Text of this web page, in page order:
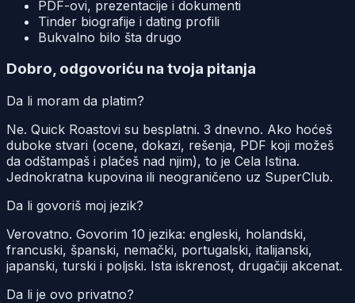
PDF-ovi, prezentacije i dokumenti
Tinder biografije i dating profili
Bukvalno bilo šta drugo
Dobro, odgovoriću na tvoja pitanja
Da li moram da platim?
Ne. Quick Roastovi su besplatni. 3 dnevno. Ako hoćeš
duboke stvari (ocene, dokazi, rešenja, PDF koji možeš
da odštampaš i plačeš nad njim), to je Cela Istina.
Jednokratna kupovina ili neograničeno uz SuperClub.
Da li govoriš moj jezik?
Verovatno. Govorim 10 jezika: engleski, holandski,
francuski, španski, nemački, portugalski, italijanski,
japanski, turski i poljski. Ista iskrenost, drugačiji akcenat.
Da li je ovo privatno?